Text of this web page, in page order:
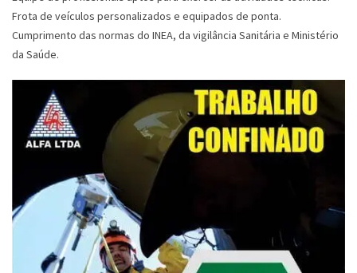
Frota de veículos personalizados e equipados de ponta.
Cumprimento das normas do INEA, da vigilância Sanitária e Ministério
da Saúde.